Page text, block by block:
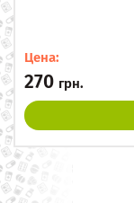
Цена:
270 грн.